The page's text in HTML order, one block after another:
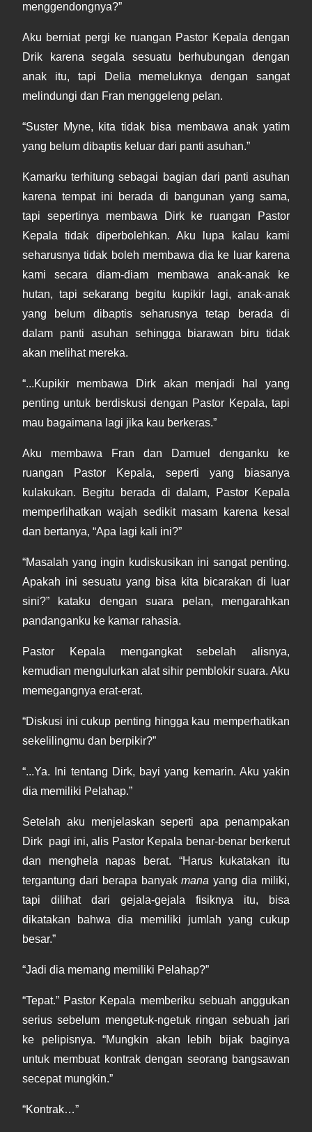
menggendongnya?”
Aku berniat pergi ke ruangan Pastor Kepala dengan
Drik karena segala sesuatu berhubungan dengan
anak itu, tapi Delia memeluknya dengan sangat
melindungi dan Fran menggeleng pelan.
“Suster Myne, kita tidak bisa membawa anak yatim
yang belum dibaptis keluar dari panti asuhan.”
Kamarku terhitung sebagai bagian dari panti asuhan
karena tempat ini berada di bangunan yang sama,
tapi sepertinya membawa Dirk ke ruangan Pastor
Kepala tidak diperbolehkan. Aku lupa kalau kami
seharusnya tidak boleh membawa dia ke luar karena
kami secara diam-diam membawa anak-anak ke
hutan, tapi sekarang begitu kupikir lagi, anak-anak
yang belum dibaptis seharusnya tetap berada di
dalam panti asuhan sehingga biarawan biru tidak
akan melihat mereka.
“...Kupikir membawa Dirk akan menjadi hal yang
penting untuk berdiskusi dengan Pastor Kepala, tapi
mau bagaimana lagi jika kau berkeras.”
Aku membawa Fran dan Damuel denganku ke
ruangan Pastor Kepala, seperti yang biasanya
kulakukan. Begitu berada di dalam, Pastor Kepala
memperlihatkan wajah sedikit masam karena kesal
dan bertanya, “Apa lagi kali ini?”
“Masalah yang ingin kudiskusikan ini sangat penting.
Apakah ini sesuatu yang bisa kita bicarakan di luar
sini?” kataku dengan suara pelan, mengarahkan
pandanganku ke kamar rahasia.
Pastor Kepala mengangkat sebelah alisnya,
kemudian mengulurkan alat sihir pemblokir suara. Aku
memegangnya erat-erat.
“Diskusi ini cukup penting hingga kau memperhatikan
sekelilingmu dan berpikir?”
“...Ya. Ini tentang Dirk, bayi yang kemarin. Aku yakin
dia memiliki Pelahap.”
Setelah aku menjelaskan seperti apa penampakan
Dirk pagi ini, alis Pastor Kepala benar-benar berkerut
dan menghela napas berat. “Harus kukatakan itu
tergantung dari berapa banyakmana yang dia miliki,
tapi dilihat dari gejala-gejala fisiknya itu, bisa
dikatakan bahwa dia memiliki jumlah yang cukup
besar.”
“Jadi dia memang memiliki Pelahap?”
“Tepat.” Pastor Kepala memberiku sebuah anggukan
serius sebelum mengetuk-ngetuk ringan sebuah jari
ke pelipisnya. “Mungkin akan lebih bijak baginya
untuk membuat kontrak dengan seorang bangsawan
secepat mungkin.”
“Kontrak…”